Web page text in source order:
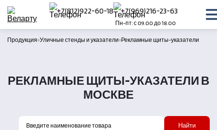
+7(812)922-60-18 +7(969)216-23-63
Пн-пт: с 09.00 до 18.00
Продукция Уличные стенды и указатели Рекламные щиты-указатели
РЕКЛАМНЫЕ ЩИТЫ-УКАЗАТЕЛИ В
МОСКВЕ
Найти